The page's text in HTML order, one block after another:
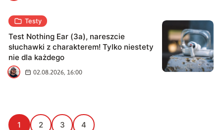
Testy
Test Nothing Ear (3a), nareszcie
słuchawki z charakterem! Tylko niestety
nie dla każdego
B 02.08.2026, 16:00
1 2 3 4